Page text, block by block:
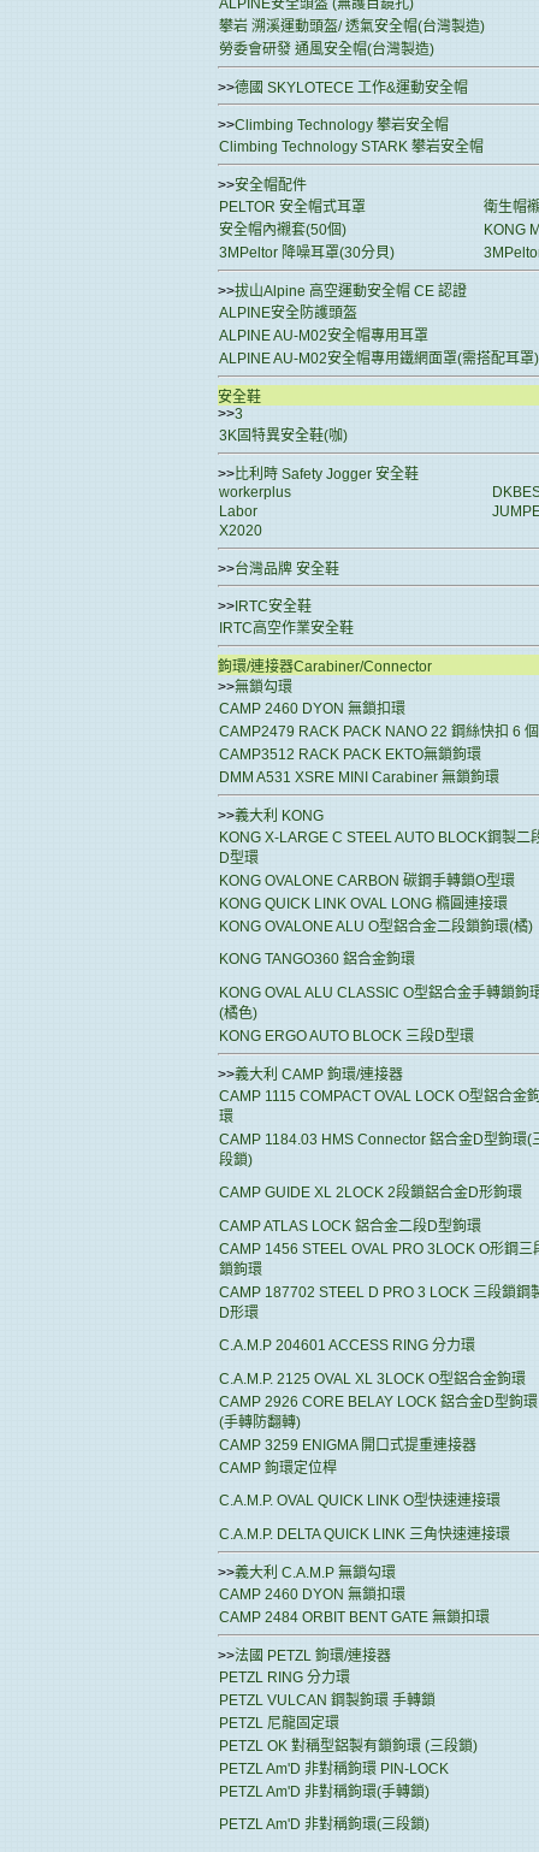
ALPINE安全頭盔 (無護目鏡孔)
攀岩 溯溪運動頭盔/ 透氣安全帽(台灣製造)
勞委會研發 通風安全帽(台灣製造)
>>德國 SKYLOTECE 工作&運動安全帽
>>Climbing Technology 攀岩安全帽
Climbing Technology STARK 攀岩安全帽
>>安全帽配件
PELTOR 安全帽式耳罩
衛生帽
安全帽內襯套(50個)
KONG
3MPeltor 降噪耳罩(30分貝)
>>拔山Alpine 高空運動安全帽 CE 認證
ALPINE安全防護頭盔
ALPINE AU-M02安全帽專用耳罩
ALPINE AU-M02安全帽專用鐵網面罩(需搭配耳罩)
安全鞋
>>3
3K固特異安全鞋(咖)
>>比利時 Safety Jogger 安全鞋
workerplus
Labor
X2020
>>台灣品牌 安全鞋
>> IRTC安全鞋
IRTC高空作業安全鞋
鉤環/連接器Carabiner/Connector
>>無鎖勾環
CAMP 2460 DYON 無鎖扣環
CAMP2479 RACK PACK NANO 22 鋼絲快扣 6 個
CAMP3512 RACK PACK EKTO無鎖鉤環
DMM A531 XSRE MINI Carabiner 無鎖鉤環
>>義大利 KONG
KONG X-LARGE C STEEL AUTO BLOCK鋼製二
D型環
KONG OVALONE CARBON 碳鋼手轉鎖O型環
KONG QUICK LINK OVAL LONG 橢圓連接環
KONG OVALONE ALU O型鋁合金二段鎖鉤環(橘)
KONG TANGO360 鋁合金鉤環
KONG OVAL ALU CLASSIC O型鋁合金手轉鎖鉤
(橘色)
KONG ERGO AUTO BLOCK 三段D型環
>>義大利 CAMP 鉤環/連接器
CAMP 1115 COMPACT OVAL LOCK O型鋁合金
環
CAMP 1184.03 HMS Connector 鋁合金D型鉤環(
段鎖)
CAMP GUIDE XL 2LOCK 2段鎖鋁合金D形鉤環
CAMP ATLAS LOCK 鋁合金二段D型鉤環
CAMP 1456 STEEL OVAL PRO 3LOCK O形鋼三
鎖鉤環
CAMP 187702 STEEL D PRO 3 LOCK 三段鎖鋼
D形環
C.A.M.P 204601 ACCESS RING 分力環
C.A.M.P. 2125 OVAL XL 3LOCK O型鋁合金鉤環
CAMP 2926 CORE BELAY LOCK 鋁合金D型鉤環
(手轉防翻轉)
CAMP 3259 ENIGMA 開口式提重連接器
CAMP 鉤環定位桿
C.A.M.P. OVAL QUICK LINK O型快速連接環
C.A.M.P. DELTA QUICK LINK 三角快速連接環
>>義大利 C.A.M.P 無鎖勾環
CAMP 2460 DYON 無鎖扣環
CAMP 2484 ORBIT BENT GATE 無鎖扣環
>>法國 PETZL 鉤環/連接器
PETZL RING 分力環
PETZL VULCAN 鋼製鉤環 手轉鎖
PETZL 尼龍固定環
PETZL OK 對稱型鋁製有鎖鉤環 (三段鎖)
PETZL Am'D 非對稱鉤環 PIN-LOCK
PETZL Am'D 非對稱鉤環(手轉鎖)
PETZL Am'D 非對稱鉤環(三段鎖)